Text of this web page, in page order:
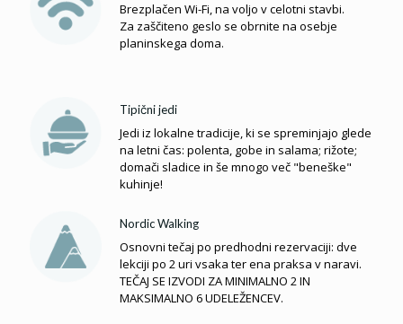
Brezplačen Wi-Fi, na voljo v celotni stavbi.
Za zaščiteno geslo se obrnite na osebje
planinskega doma.
Tipični jedi
Jedi iz lokalne tradicije, ki se spreminjajo glede
na letni čas: polenta, gobe in salama; rižote;
domači sladice in še mnogo več "beneške"
kuhinje!
Nordic Walking
Osnovni tečaj po predhodni rezervaciji: dve
lekciji po 2 uri vsaka ter ena praksa v naravi.
TEČAJ SE IZVODI ZA MINIMALNO 2 IN
MAKSIMALNO 6 UDELEŽENCEV.